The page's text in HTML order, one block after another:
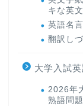
キな英
英語名
翻訳し
大学入試
2026年
熟語問